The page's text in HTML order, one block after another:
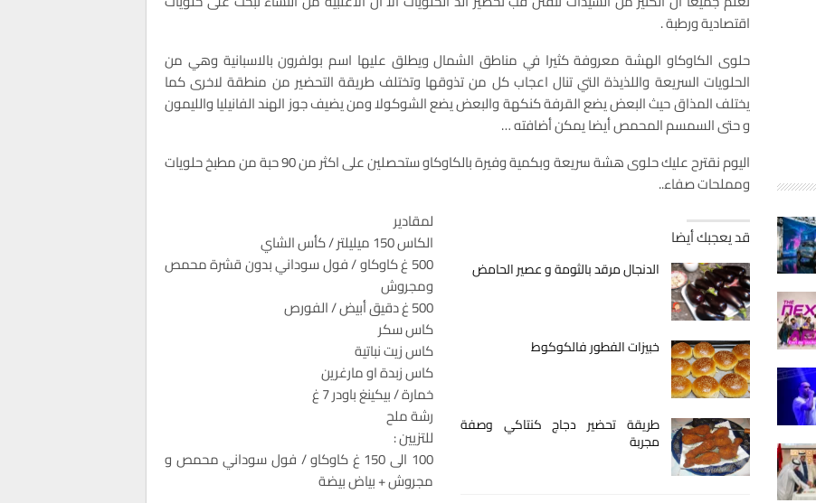
اقتصادية ورطبة .
حلوى الكاوكاو الهشة معروفة كثيرا في مناطق الشمال ويطلق عليها اسم بولفرون بالاسبانية وهي من
الحلويات السريعة واللذيذة التي تنال اعجاب كل من تذوقها وتختلف طريقة التحضير من منطقة لاخرى كما
يختلف المذاق حيث البعض يضع القرفة كنكهة والبعض يضع الشوكولا ومن يضيف جوز الهند الفانيليا والليمون
و حتى السمسم المحمص أيضا يمكن أضافته …
اليوم نقترح عليك حلوى هشة سريعة وبكمية وفيرة بالكاوكاو ستحصلين على اكثر من 90 حبة من مطبخ حلويات
ومملحات صفاء..
قد يعجبك أيضا
الدنجال مرقد بالثومة و عصير الحامض
خبيزات الفطور فالكوكوط
طريقة تحضير دجاج كنتاكي وصفة
مجربة
لمقادير
الكاس 150 ميليلتر / كأس الشاي
500 غ كاوكاو / فول سوداني بدون قشرة محمص
ومجروش
500 غ دقيق أبيض / الفورص
كاس سكر
كاس زيت نباتية
كاس زبدة او مارغرين
خمارة / بيكينغ باودر 7 غ
رشة ملح
للتزيين :
100 الى 150 غ كاوكاو / فول سوداني محمص و
مجروش + بياض بيضة